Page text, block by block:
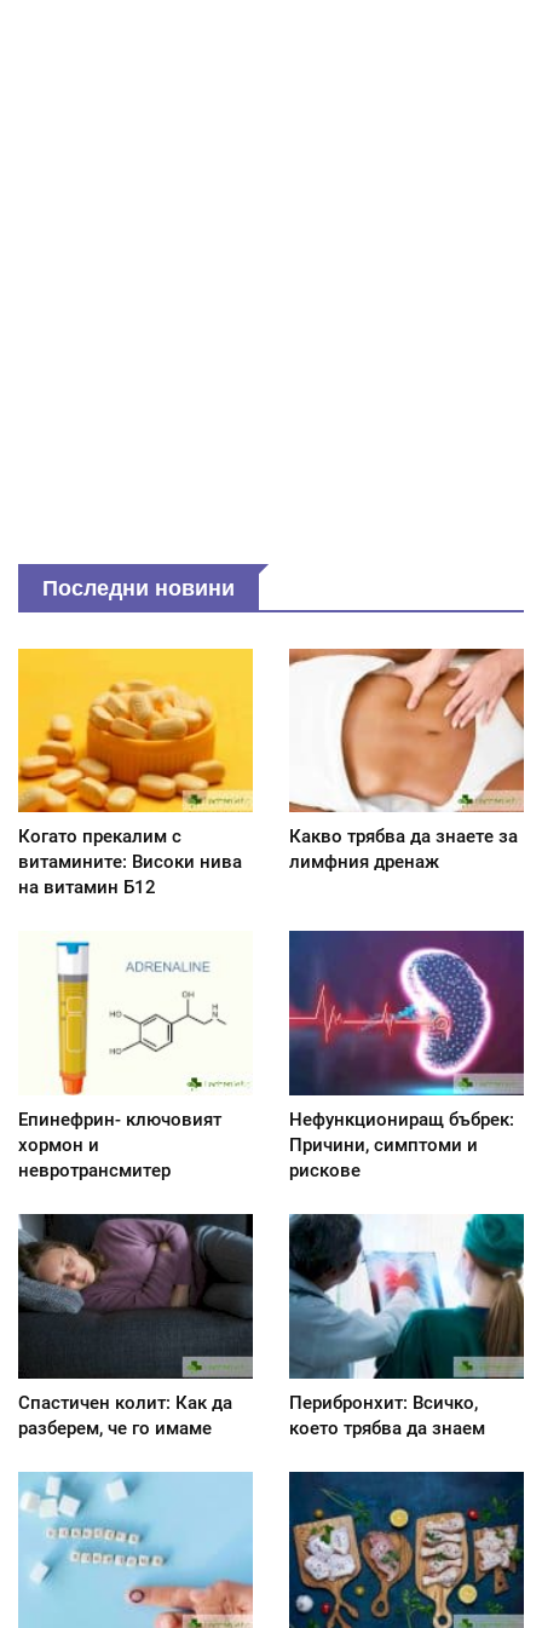
Последни новини
Когато прекалим с
витамините: Високи нива
на витамин Б12
Какво трябва да знаете за
лимфния дренаж
Епинефрин- ключовият
хормон и
невротрансмитер
Нефункциониращ бъбрек:
Причини, симптоми и
рискове
Спастичен колит: Как да
разберем, че го имаме
Перибронхит: Всичко,
което трябва да знаем